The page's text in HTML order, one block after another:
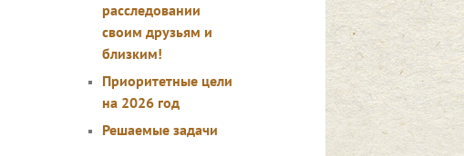
расследовании
своим друзьям и
близким!
Приоритетные цели
на 2026 год
Решаемые задачи